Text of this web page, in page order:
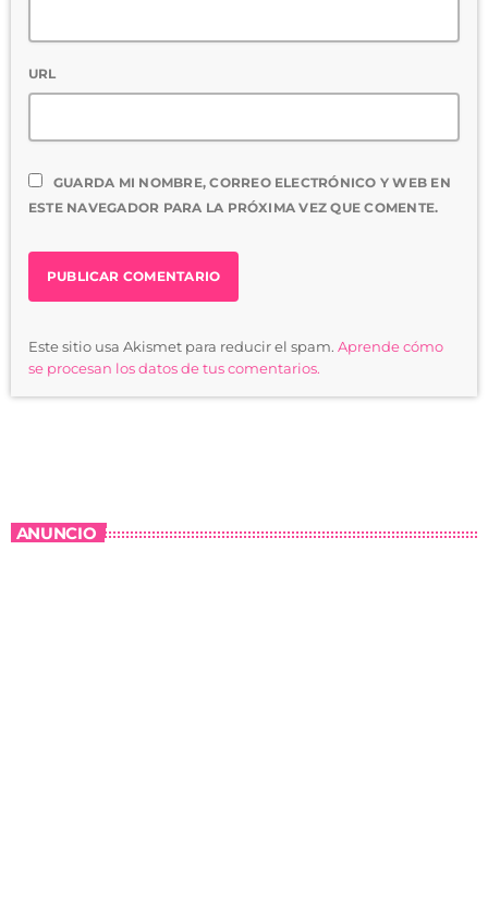
URL
GUARDA MI NOMBRE, CORREO ELECTRÓNICO Y WEB EN
ESTE NAVEGADOR PARA LA PRÓXIMA VEZ QUE COMENTE.
Este sitio usa Akismet para reducir el spam. Aprende cómo
se procesan los datos de tus comentarios.
ANUNCIO